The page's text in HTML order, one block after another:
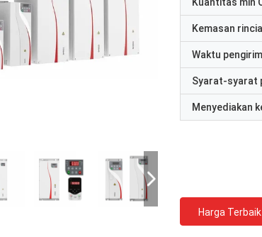
Kemasan
Waktu
Syarat-syarat
Menyediakan
Harga Terbaik